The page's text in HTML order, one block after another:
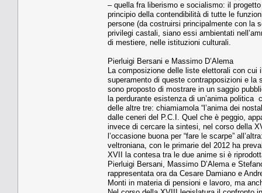
– quella fra liberismo e socialismo: il
principio della contendibilità di tutte le
persone (da costruirsi principalmente con la
privilegi castali, siano essi ambientati
di mestiere, nelle istituzioni culturali.
Pierluigi Bersani e Massimo D’Alema
La composizione delle liste elettorali con
superamento di queste contrapposizioni e
sono proposto di mostrare in un saggio
la perdurante esistenza di un’anima politica
delle altre tre: chiamiamola “l’anima dei
dalle ceneri del P.C.I. Quel che è peggio,
invece di cercare la sintesi, nel corso della
l’occasione buona per “fare le scarpe”
veltroniana, con le primarie del 2012 ha
XVII la contesa tra le due anime si è
Pierluigi Bersani, Massimo D’Alema e
rappresentata ora da Cesare Damiano e
Monti in materia di pensioni e lavoro, ma